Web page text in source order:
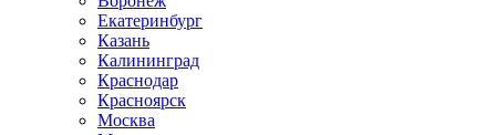
Екатеринбург
Казань
Калининград
Краснодар
Красноярск
Москва